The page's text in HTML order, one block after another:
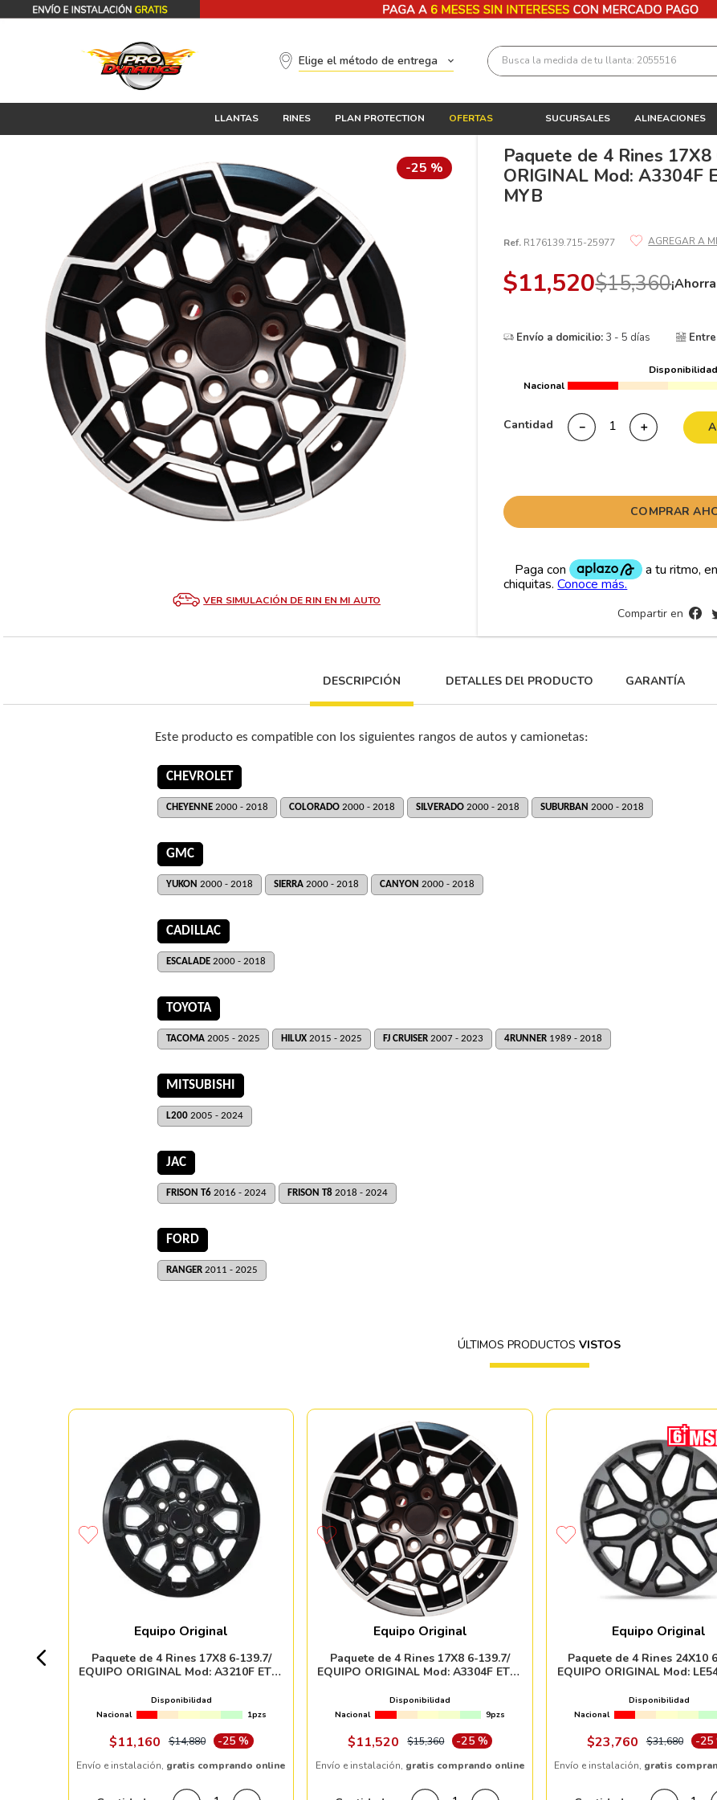
Elige el método de entrega Busca la medida de tu llanta: 2055516
LLANTAS RINES PLAN PROTECTION OFERTAS SUCURSALES ALINEACIONES
-25 %
VER SIMULACIÓN DE RIN EN MI AUTO
Paquete de 4 Rines
ORIGINAL Mod: A3304F
MYB
Ref. R176139.715-25977
$11,520$15,360
Envío a domicilio:3 - 5 días
Disponibilidad
Nacional
Cantidad ＋
－
COMPRAR
Compartir en
DESCRIPCIÓN DETALLES DEl PRODUCTO GARANTÍA
Este producto es compatible con los siguientes rangos de autos y camionetas:
CHEVROLET
CHEYENNE 2000 - 2018 COLORADO 2000 - 2018 SILVERADO 2000 - 2018 SUBURBAN 2000 - 2018
GMC
YUKON 2000 - 2018 SIERRA 2000 - 2018 CANYON 2000 - 2018
CADILLAC
ESCALADE 2000 - 2018
TOYOTA
TACOMA 2005 - 2025 HILUX 2015 - 2025 FJ CRUISER 2007 - 2023 4RUNNER 1989 - 2018
MITSUBISHI
L200 2005 - 2024
JAC
FRISON T6 2016 - 2024 FRISON T8 2018 - 2024
FORD
RANGER 2011 - 2025
ÚLTIMOS PRODUCTOSVISTOS
Equipo Original
Paquete de 4 Rines 17X8 6-139.7/
EQUIPO ORIGINAL Mod: A3210F ET25
Disponibilidad
Nacional
1pzs
$11,160 $14,880 -25 %
Envío e instalación, gratis comprando online
Equipo Original
Paquete de 4 Rines 17X8 6-139.7/
EQUIPO ORIGINAL Mod: A3304F ET15
Disponibilidad
Nacional
9pzs
$11,520 $15,360 -25 %
Envío e instalación, gratis comprando online
Equipo Original
Paquete de 4 Rines 24X10
EQUIPO ORIGINAL Mod:
Disponibilidad
Nacional
$23,760 $31,680 -25
Envío e instalación, gratis
Términos más buscados